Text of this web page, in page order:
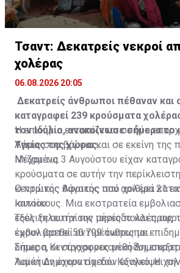
Τσαντ: Δεκατρείς νεκροί
χολέρας
06.08.2026 20:05
Δεκατρείς άνθρωποι πέθαναν και
καταγραφεί 239 κρούσματα
τον Ιούλιο, ανακοίνωσε σήμερα το
Υγείας της χώρας.
Η επιδημία εντοπίζεται σε δύο
Λάμις στα βόρεια και σε εκείνη της
Ντζαμένα.
Μέχρι τις 3 Αυγούστου είχαν
κρούσματα σε αυτήν την
κεντρικής Αφρικής που αριθμεί 21
κατοίκους. Μια εκστρατεία
εξέλιξη αυτήν την περίοδο και προς
εμβολιαστεί 50.799 άνθρωποι.
Ο πρώτος θάνατος από χολέρα
Ιουνίου.
Τους τελευταίους μήνες πολλές
έχουν βρεθεί αντιμέτωπες με
όπως η Κεντροαφρικανική
Λαϊκή Δημοκρατία του Κονγκό. Η
Σήμερα, οι σύγχρονες μέθοδοι
λυμάτων έχουν σχεδόν εξαλείψει